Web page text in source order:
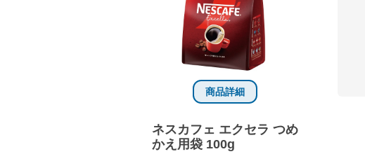
商品詳細
ネスカフェ エクセラ つめ
かえ用袋 100g